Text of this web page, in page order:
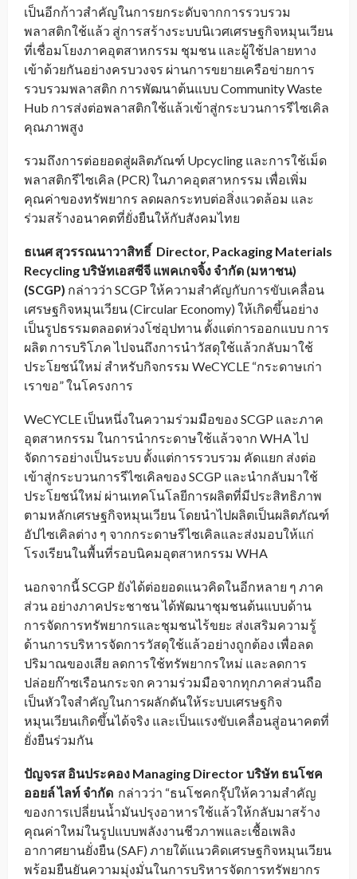
เป็นอีกก้าวสำคัญในการยกระดับจากการรวบรวม
พลาสติกใช้แล้ว สู่การสร้างระบบนิเวศเศรษฐกิจหมุนเวียน
ที่เชื่อมโยงภาคอุตสาหกรรม ชุมชน และผู้ใช้ปลายทาง
เข้าด้วยกันอย่างครบวงจร ผ่านการขยายเครือข่ายการ
รวบรวมพลาสติก การพัฒนาต้นแบบ Community Waste
Hub การส่งต่อพลาสติกใช้แล้วเข้าสู่กระบวนการรีไซเคิล
คุณภาพสูง
รวมถึงการต่อยอดสู่ผลิตภัณฑ์ Upcycling และการใช้เม็ด
พลาสติกรีไซเคิล (PCR) ในภาคอุตสาหกรรม เพื่อเพิ่ม
คุณค่าของทรัพยากร ลดผลกระทบต่อสิ่งแวดล้อม และ
ร่วมสร้างอนาคตที่ยั่งยืนให้กับสังคมไทย
ธเนศ สุวรรณนาวาสิทธิ์ Director, Packaging Materials
Recycling บริษัทเอสซีจี แพคเกจจิ้ง จำกัด (มหาชน)
(SCGP) กล่าวว่า SCGP ให้ความสำคัญกับการขับเคลื่อน
เศรษฐกิจหมุนเวียน (Circular Economy) ให้เกิดขึ้นอย่าง
เป็นรูปธรรมตลอดห่วงโซ่อุปทาน ตั้งแต่การออกแบบ การ
ผลิต การบริโภค ไปจนถึงการนำวัสดุใช้แล้วกลับมาใช้
ประโยชน์ใหม่ สำหรับกิจกรรม WeCYCLE “กระดาษเก่า
เราขอ” ในโครงการ
WeCYCLE เป็นหนึ่งในความร่วมมือของ SCGP และภาค
อุตสาหกรรม ในการนำกระดาษใช้แล้วจาก WHA ไป
จัดการอย่างเป็นระบบ ตั้งแต่การรวบรวม คัดแยก ส่งต่อ
เข้าสู่กระบวนการรีไซเคิลของ SCGP และนำกลับมาใช้
ประโยชน์ใหม่ ผ่านเทคโนโลยีการผลิตที่มีประสิทธิภาพ
ตามหลักเศรษฐกิจหมุนเวียน โดยนำไปผลิตเป็นผลิตภัณฑ์
อัปไซเคิลต่าง ๆ จากกระดาษรีไซเคิลและส่งมอบให้แก่
โรงเรียนในพื้นที่รอบนิคมอุตสาหกรรม WHA
นอกจากนี้ SCGP ยังได้ต่อยอดแนวคิดในอีกหลาย ๆ ภาค
ส่วน อย่างภาคประชาชน ได้พัฒนาชุมชนต้นแบบด้าน
การจัดการทรัพยากรและชุมชนไร้ขยะ ส่งเสริมความรู้
ด้านการบริหารจัดการวัสดุใช้แล้วอย่างถูกต้อง เพื่อลด
ปริมาณของเสีย ลดการใช้ทรัพยากรใหม่ และลดการ
ปล่อยก๊าซเรือนกระจก ความร่วมมือจากทุกภาคส่วนถือ
เป็นหัวใจสำคัญในการผลักดันให้ระบบเศรษฐกิจ
หมุนเวียนเกิดขึ้นได้จริง และเป็นแรงขับเคลื่อนสู่อนาคตที่
ยั่งยืนร่วมกัน
ปัญจรส อินประคอง Managing Director บริษัท ธนโชค
ออยล์ ไลท์ จำกัด กล่าวว่า “ธนโชคกรุ๊ปให้ความสำคัญ
ของการเปลี่ยนน้ำมันปรุงอาหารใช้แล้วให้กลับมาสร้าง
คุณค่าใหม่ในรูปแบบพลังงานชีวภาพและเชื้อเพลิง
อากาศยานยั่งยืน (SAF) ภายใต้แนวคิดเศรษฐกิจหมุนเวียน
พร้อมยืนยันความมุ่งมั่นในการบริหารจัดการทรัพยากร